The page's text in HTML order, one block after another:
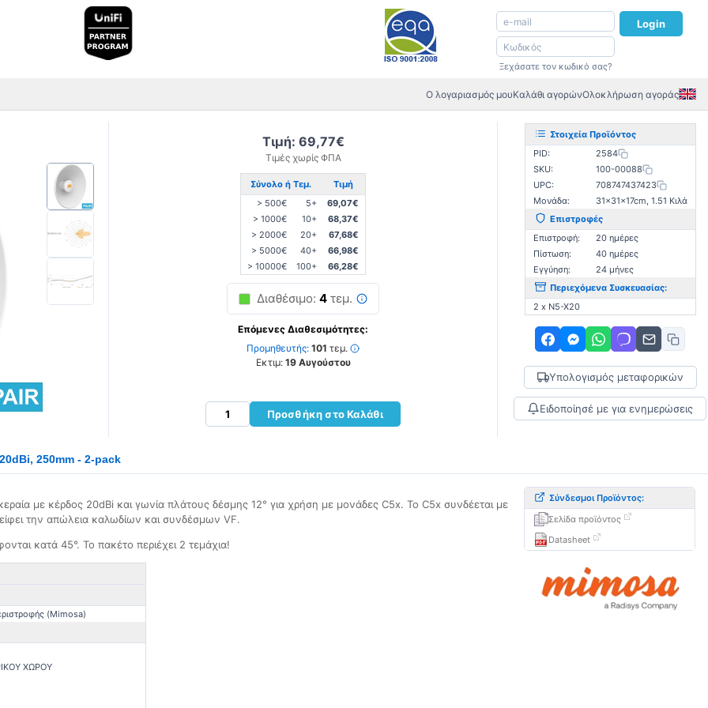
Login
Ξεχάσατε τον κωδικό σας?
Ο λογαριασμός μουΚαλάθι αγορώνΟλοκλήρωση αγοράς
Τιμή: 69,77€
Τιμές χωρίς ΦΠΑ
Σύνολο ή Τεμ.
Τιμή
> 500€
5+
69,07€
> 1000€
10+
68,37€
> 2000€
20+
67,68€
> 5000€
40+
66,98€
> 10000€
100+ 66,28€
Διαθέσιμο: 4 τεμ.
Επόμενες Διαθεσιμότητες:
Προμηθευτής: 101 τεμ.
Εκτιμ: 19 Αυγούστου
Προσθήκη στο Καλάθι
Στοιχεία Προϊόντος
PID:
2584
SKU:
100-00088
UPC:
708747437423
Μονάδα:
31×31×17cm, 1.51 Κιλά
Επιστροφές
Επιστροφή:
20 ημέρες
Πίστωση:
40 ημέρες
Εγγύηση:
24 μήνες
Περιεχόμενα Συσκευασίας:
2 x N5-X20
Υπολογισμός μεταφορικών
Ειδοποίησέ με για ενημερώσεις
250mm - 2-pack
με κέρδος 20dBi και γωνία πλάτους δέσμης 12° για χρήση με μονάδες C5x. Το C5x συνδέεται με
την απώλεια καλωδίων και συνδέσμων VF.
κατά 45°. Το πακέτο περιέχει 2 τεμάχια!
(Mimosa)
ΧΩΡΟΥ
Σύνδεσμοι Προϊόντος:
Σελίδα προϊόντος
Datasheet